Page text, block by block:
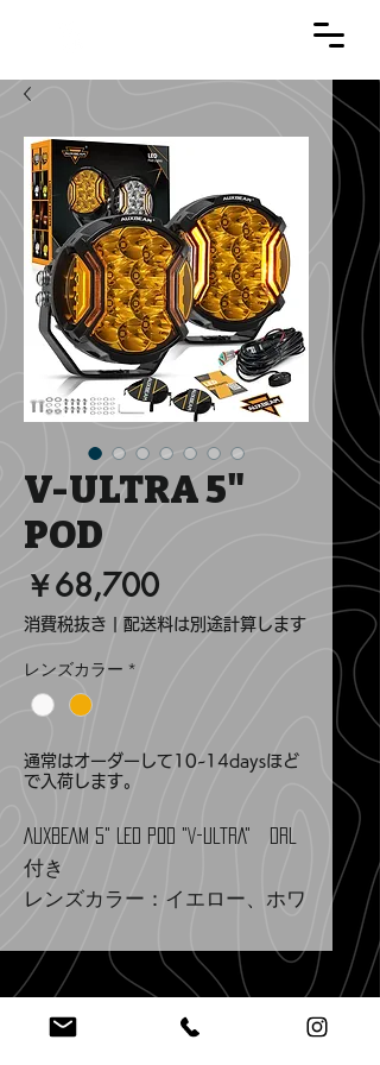
V-ULTRA 5"
POD
￥68,700価
格
消費税抜き 配送料は別途計算します
レンズカラー *
通常はオーダーして10~14daysほど
で入荷します。
AUXBEAM 5" LED POD "V-ULTRA" DRL
付き
レンズカラー：イエロー、ホワ
1パック/2個セット
Specification:
EMAIL US mail@aptco.info